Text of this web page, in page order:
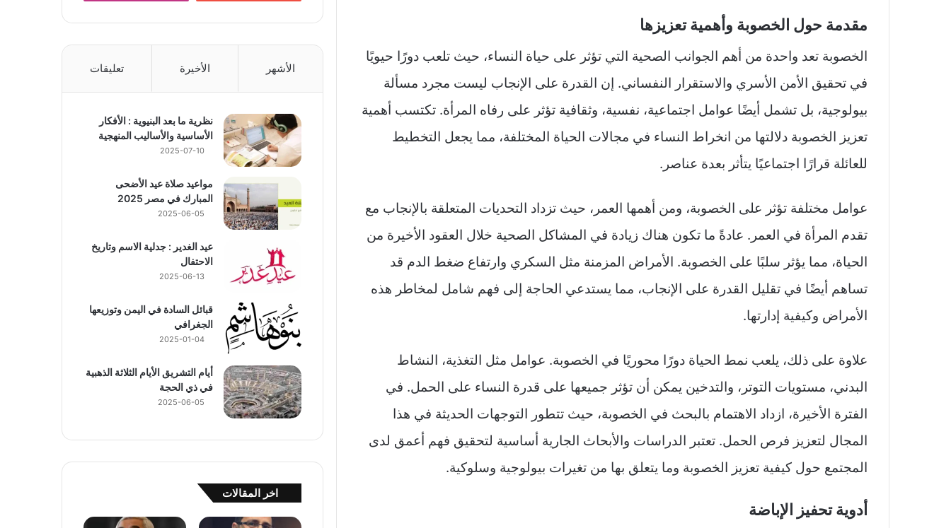
ع
ى
X
مقدمة حول الخصوبة وأهمية تعزيزها
الخصوبة تعد واحدة من أهم الجوانب الصحية التي تؤثر على حياة النساء، حيث تلعب دورًا حيويًا
في تحقيق الأمن الأسري والاستقرار النفساني. إن القدرة على الإنجاب ليست مجرد مسألة
بيولوجية، بل تشمل أيضًا عوامل اجتماعية، نفسية، وثقافية تؤثر على رفاه المرأة. تكتسب أهمية
تعزيز الخصوبة دلالتها من انخراط النساء في مجالات الحياة المختلفة، مما يجعل التخطيط
للعائلة قرارًا اجتماعيًا يتأثر بعدة عناصر.
عوامل مختلفة تؤثر على الخصوبة، ومن أهمها العمر، حيث تزداد التحديات المتعلقة بالإنجاب مع
تقدم المرأة في العمر. عادةً ما تكون هناك زيادة في المشاكل الصحية خلال العقود الأخيرة من
الحياة، مما يؤثر سلبًا على الخصوبة. الأمراض المزمنة مثل السكري وارتفاع ضغط الدم قد
تساهم أيضًا في تقليل القدرة على الإنجاب، مما يستدعي الحاجة إلى فهم شامل لمخاطر هذه
الأمراض وكيفية إدارتها.
علاوة على ذلك، يلعب نمط الحياة دورًا محوريًا في الخصوبة. عوامل مثل التغذية، النشاط
البدني، مستويات التوتر، والتدخين يمكن أن تؤثر جميعها على قدرة النساء على الحمل. في
الفترة الأخيرة، ازداد الاهتمام بالبحث في الخصوبة، حيث تتطور التوجهات الحديثة في هذا
المجال لتعزيز فرص الحمل. تعتبر الدراسات والأبحاث الجارية أساسية لتحقيق فهم أعمق لدى
المجتمع حول كيفية تعزيز الخصوبة وما يتعلق بها من تغيرات بيولوجية وسلوكية.
أدوية تحفيز الإباضة
الأشهر الأخيرة تعليقات
نظرية ما بعد البنيوية : الأفكار
الأساسية والأساليب المنهجية
2025-07-10
مواعيد صلاة عيد الأضحى
المبارك في مصر 2025
2025-06-05
عيد الغدير : جدلية الاسم وتاريخ
الاحتفال
2025-06-13
قبائل السادة في اليمن وتوزيعها
الجغرافي
2025-01-04
أيام التشريق الأيام الثلاثة الذهبية
في ذي الحجة
2025-06-05
اخر المقالات